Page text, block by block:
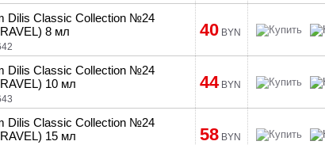
Dilis Classic Collection №24
8 мл
40 BYN
Dilis Classic Collection №24
10 мл
44 BYN
Dilis Classic Collection №24
15 мл
58 BYN